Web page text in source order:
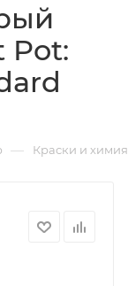
Pot:
— Краски и